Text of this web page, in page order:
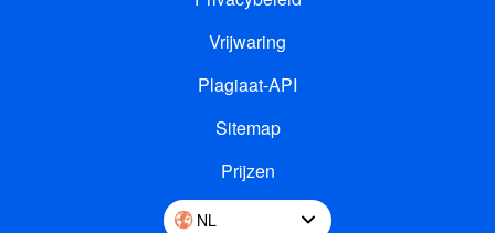
Vrijwaring
Plagiaat-API
Sitemap
Prijzen
NL